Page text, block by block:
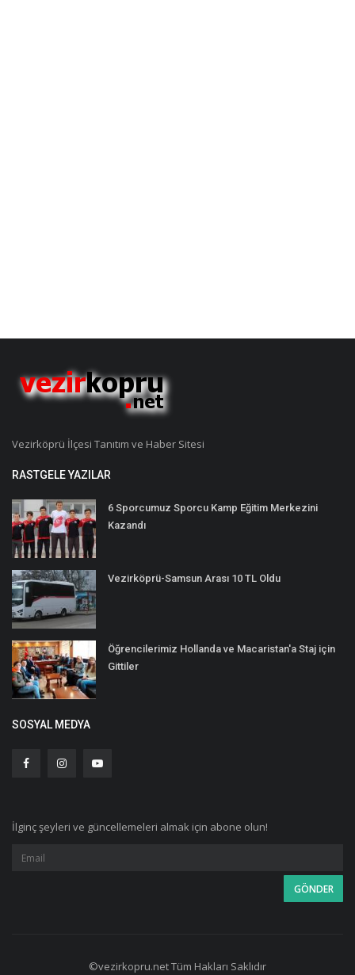
Vezirköprü İlçesi Tanıtım ve Haber Sitesi
RASTGELE YAZILAR
6 Sporcumuz Sporcu Kamp Eğitim Merkezini
Kazandı
Vezirköprü-Samsun Arası 10 TL Oldu
Öğrencilerimiz Hollanda ve Macaristan'a Staj için
Gittiler
SOSYAL MEDYA
İlginç şeyleri ve güncellemeleri almak için abone olun!
©vezirkopru.net Tüm Hakları Saklıdır